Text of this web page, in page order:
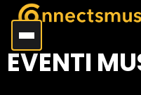
EVENTI